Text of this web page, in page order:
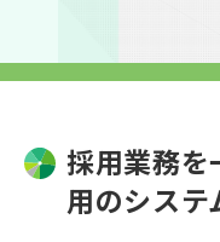
採用業務を
用のシステ